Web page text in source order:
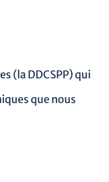
(la DDCSPP) qui
que nous